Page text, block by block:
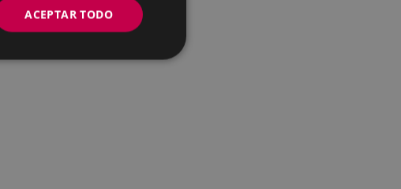
ACEPTAR TODO